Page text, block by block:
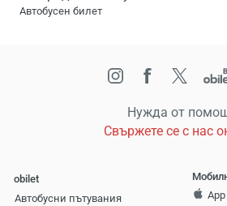
Автобусен билет
Нужда от
Свържете се с нас
obilet
Автобусни пътувания